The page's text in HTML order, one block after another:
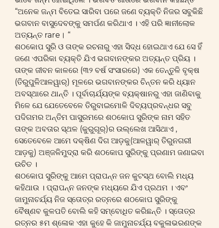
“ଅନେକ ଜନ୍ମ ବିତେଇ ସାରିବା ପରେ ଜଣେ ବ୍ୟକ୍ତି ନିଜର ସବୁକିଛି
ଭଗବାନ ବାସୁଦେବଙ୍କୁ ସମର୍ପଣ କରିଥାଏ । ଏହି ପରି ଜ୍ଞାନୀଲୋକ
ଅତ୍ୟନ୍ତ rare। “
ଶଠକୋପ ସୁରି ଓ ତାଙ୍କ ରଚନାରୁ ଏହା ସିଦ୍ଧ ହୋଇଥାଏ ଯେ ସେ ହିଁ
ଜଣେ ଏପରିକା ବ୍ୟକ୍ତି ଯିଏ ଭଗବାନଙ୍କର ଅତ୍ୟନ୍ତ ପ୍ରିୟ ।
ତାଙ୍କ ଜୀବନ କାଳରେ (୩୨ ବର୍ଷ ସଂସାରରେ) ଏକ ତେନ୍ତୁଳି ବୃକ୍ଷ
(ତିରୁପୁଳିଆଳୱାର୍) ମୂଳରେ ଭଗବାନଙ୍କର ଚିନ୍ତନ କରି ଧ୍ୟାନ
ଅବସ୍ଥାରେ ଥାନ୍ତି । ପୂର୍ବାଚାର୍ଯ୍ୟଙ୍କ ବ୍ୟକ୍ଷାନରୁ ଏହା ଜାଣିବାକୁ
ମିଳେ ଯେ ଯେତେବେଳେ ତିରୁବାଇମୋଳି ଦିବ୍ୟପ୍ରବନ୍ଧର ସବୁ
ପଦିଗମର ଅନ୍ତିମ ପାସୁରମରେ ଶଠକୋପ ସୁରିଙ୍କ ନାମ ସହିତ
ତାଙ୍କ ଅବତାର ସ୍ଥଳ (କୁରୁଗୂର୍)ର ଉଲ୍ଲେଖ ଆସିଥାଏ ,
ସେତେବେଳେ ଆମେ ଦକ୍ଷିଣ ଦିଗ ଆଡ଼କୁ(ଆଳୱାର୍ ତିରୁନଗରୀ
ଆଡ଼କୁ) ଅଞ୍ଜଳିମୁଦ୍ରା କରି ଶଠକୋପ ସୁରିଙ୍କୁ ପ୍ରଣାମ ଜଣାଇବା
ଉଚିତ ।
ଶଠକୋପ ସୁରିଙ୍କୁ ଆମେ ପ୍ରାପନ୍ନ ଜନ କୁଟସ୍ଥ ବୋଲି ମଧ୍ୟ
କହିଥାଉ । ପ୍ରାପନ୍ନ ଜନଙ୍କ ମଧ୍ୟରେ ଯିଏ ପ୍ରଥମ । ଏବଂ
ଜାମୁନାଚର୍ଯ୍ୟ ନିଜ ସ୍ତୋତ୍ର ରତ୍ନରେ ଶଠକୋପ ସୁରିଙ୍କୁ
ବୈଷ୍ଣବ କୁଳପତି ବୋଲି କହି ସମ୍ବୋଧିତ କରିଛନ୍ତି । ସ୍ତୋତ୍ର
ରତ୍ନର ୫ମ ଶ୍ଳୋକ ଏହା କୁହେ କି ଜାମୁନାଚର୍ଯ୍ୟ ବକୁଳାଭରଣଙ୍କ